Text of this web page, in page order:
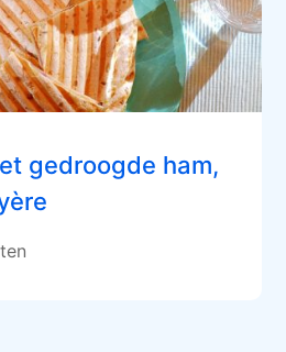
gedroogde ham,